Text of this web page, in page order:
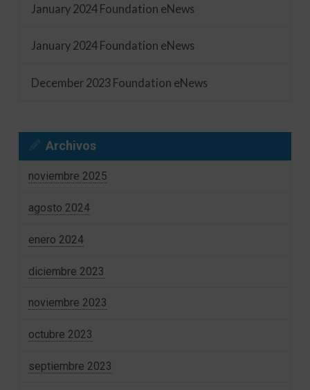
January 2024 Foundation eNews
January 2024 Foundation eNews
December 2023 Foundation eNews
Archivos
noviembre 2025
agosto 2024
enero 2024
diciembre 2023
noviembre 2023
octubre 2023
septiembre 2023